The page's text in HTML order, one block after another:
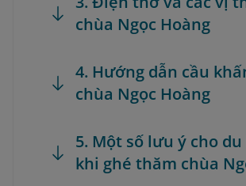
chùa Ngọc Hoàng
4. Hướng dẫn cầu
chùa Ngọc Hoàng
5. Một số lưu ý cho
khi ghé thăm chùa